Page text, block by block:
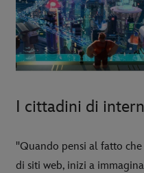
I cittadini di
"Quando pensi al fatto
di siti web, inizi a